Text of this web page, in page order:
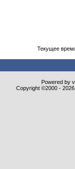
Текущее
Powered by
Copyright ©2000 -